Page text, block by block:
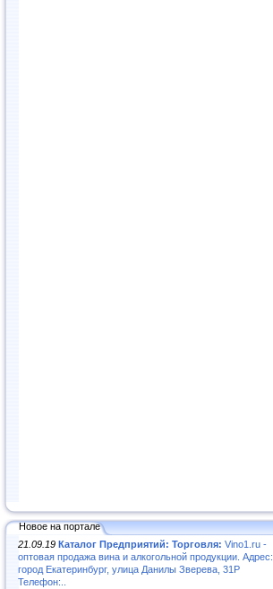
Новое на портале
21.09.19 Каталог Предприятий: Торговля: Vino1.ru -
оптовая продажа вина и алкогольной продукции. Адрес:
город Екатеринбург, улица Данилы Зверева, 31Р
Телефон:..